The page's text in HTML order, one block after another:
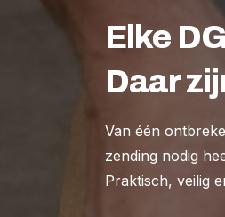
Elke
Daar
Van één
zending nodig
Praktisch, veilig